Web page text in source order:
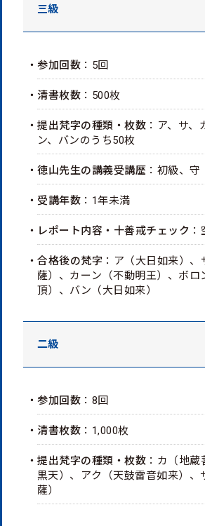
三級
・参加回数 ：5回
・清書枚数 ：500枚
・提出梵字の種類・枚数 ：ア、サ、
ン、バンのうち50枚
・徳山先生の講義受講歴 ：初級、守
・受講年数 ：1年未満
・レポート内容・十善戒チェック
・合格後の梵字 ：ア（大日如来）
薩）、カーン（不動明王）、ボロ
頂）、バン（大日如来）
二級
・参加回数 ：8回
・清書枚数 ：1,000枚
・提出梵字の種類・枚数 ：カ（地
黒天）、アク（天鼓雷音如来）、
薩）